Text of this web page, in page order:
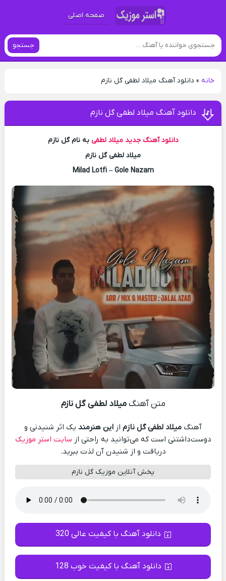
صفحه اصلی
جستجو
خانه» دانلود آهنگ میلاد لطفی گل نازم
دانلود آهنگ میلاد لطفی گل نازم
دانلود آهنگ جدید میلاد لطفی به نام گل نازم
میلاد لطفی گل نازم
Milad Lotfi – Gole Nazam
متن آهنگمیلاد لطفی گل نازم
آهنگ میلاد لطفی گل نازم از این هنرمند یک اثر شنیدنی و
دوست‌داشتنی است که می‌توانید به راحتی از سایت استر موزیک
دریافت و از شنیدن آن لذت ببرید.
پخش آنلاین موزیک گل نازم
دانلود آهنگ با کیفیت عالی 320
دانلود آهنگ با کیفیت خوب 128